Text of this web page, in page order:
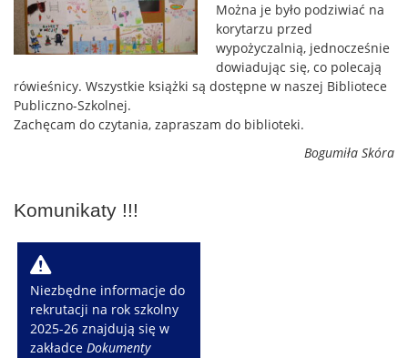
Można je było podziwiać na
korytarzu przed
wypożyczalnią, jednocześnie
dowiadując się, co polecają
rówieśnicy. Wszystkie książki są dostępne w naszej Bibliotece
Publiczno-Szkolnej.
Zachęcam do czytania, zapraszam do biblioteki.
Bogumiła Skóra
Komunikaty !!!
W
Niezbędne informacje do
rekrutacji na rok szkolny
2025-26 znajdują się w
zakładceDokumenty